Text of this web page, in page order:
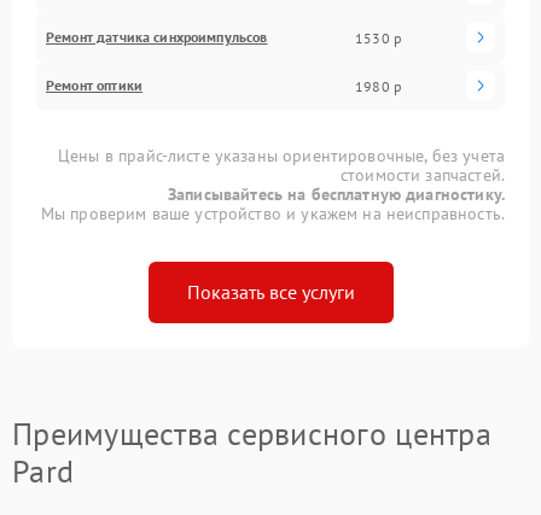
Ремонт датчика синхроимпульсов 1530 р
Ремонт оптики 1980 р
Цены в прайс-листе указаны ориентировочные, без учета
стоимости запчастей.
Записывайтесь на бесплатную диагностику.
Мы проверим ваше устройство и укажем на неисправность.
Показать все услуги
Преимущества сервисного центра
Pard